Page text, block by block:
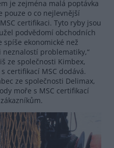
je zejména malá poptávka
pouze o co nejlevnější
certifikaci. Tyto ryby jsou
podvědomí obchodních
ekonomické než
neznalostí problematiky,“
ze společnosti Kimbex,
certifikací MSC dodává.
ze společnosti Delimax,
moře s MSC certifikací